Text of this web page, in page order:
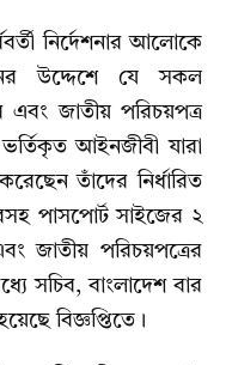
নির্দেশনার আলোকে
উদ্দেশে যে সকল
জাতীয় পরিচয়পত্র
আইনজীবী যারা
তাঁদের নির্ধারিত
পাসপোর্ট সাইজের ২
জাতীয় পরিচয়পত্রের
সচিব, বাংলাদেশ বার
বিজ্ঞপ্তিতে।